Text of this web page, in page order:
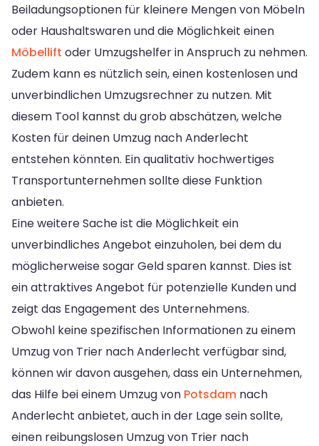
Beiladungsoptionen für kleinere Mengen von Möbeln
oder Haushaltswaren und die Möglichkeit einen
Möbellift oder Umzugshelfer in Anspruch zu nehmen.
Zudem kann es nützlich sein, einen kostenlosen und
unverbindlichen Umzugsrechner zu nutzen. Mit
diesem Tool kannst du grob abschätzen, welche
Kosten für deinen Umzug nach Anderlecht
entstehen könnten. Ein qualitativ hochwertiges
Transportunternehmen sollte diese Funktion
anbieten.
Eine weitere Sache ist die Möglichkeit ein
unverbindliches Angebot einzuholen, bei dem du
möglicherweise sogar Geld sparen kannst. Dies ist
ein attraktives Angebot für potenzielle Kunden und
zeigt das Engagement des Unternehmens.
Obwohl keine spezifischen Informationen zu einem
Umzug von Trier nach Anderlecht verfügbar sind,
können wir davon ausgehen, dass ein Unternehmen,
das Hilfe bei einem Umzug von Potsdam nach
Anderlecht anbietet, auch in der Lage sein sollte,
einen reibungslosen Umzug von Trier nach